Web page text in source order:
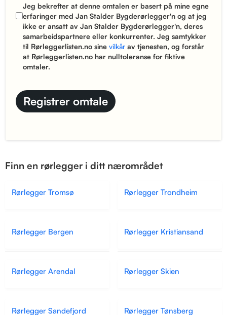
Jeg bekrefter at denne omtalen er basert på mine egne
erfaringer med Jan Stalder Bygderørlegger'n og at jeg
ikke er ansatt av Jan Stalder Bygderørlegger'n, deres
samarbeidspartnere eller konkurrenter. Jeg samtykker
til Rørleggerlisten.no sine vilkårav tjenesten, og forstår
at Rørleggerlisten.no har nulltoleranse for fiktive
omtaler.
Finn en rørlegger i ditt nærområdet
Rørlegger Tromsø Rørlegger Trondheim
Rørlegger Bergen Rørlegger Kristiansand
Rørlegger Arendal Rørlegger Skien
Rørlegger Sandefjord Rørlegger Tønsberg